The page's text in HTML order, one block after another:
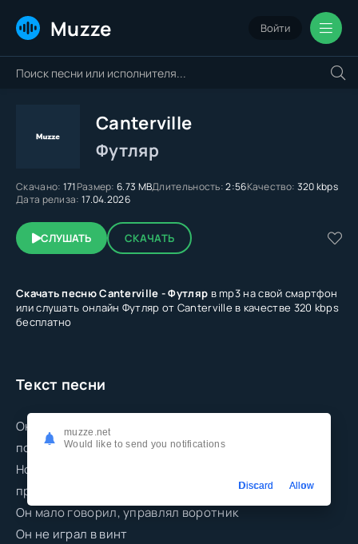
Muzze Войти
Canterville
Футляр
Скачано: 171Размер: 6.73 MBДлительность:2:56Качество: 320 kbps
Дата релиза: 17.04.2026
СЛУШАТЬ СКАЧАТЬ
Скачать песню Canterville - Футляр в mp3 на свой смартфон
или слушать онлайн Футляр от Canterville в качестве 320 kbps
бесплатно
Текст песни
Он был замечательен тем, что минуя прогнозы
погоды
Носил с собой черный зонт в чехле, считал
проклятым город
Он мало говорил, управлял воротник
Он не играл в винт
muzze.net
Would like to send you notifications
Discard Allow